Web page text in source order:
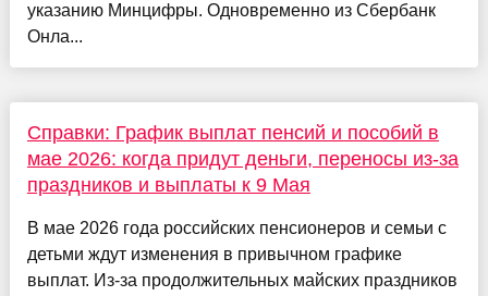
указанию Минцифры. Одновременно из Сбербанк
Онла...
Справки: График выплат пенсий и пособий в
мае 2026: когда придут деньги, переносы из-за
праздников и выплаты к 9 Мая
В мае 2026 года российских пенсионеров и семьи с
детьми ждут изменения в привычном графике
выплат. Из-за продолжительных майских праздников